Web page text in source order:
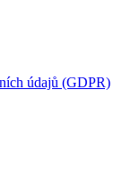
údajů (GDPR)